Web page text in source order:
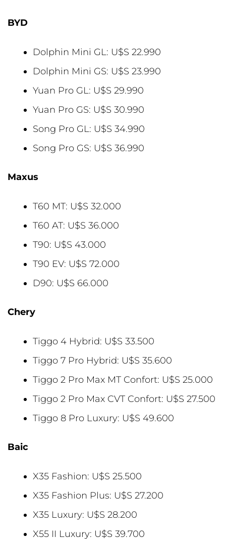
BYD
Dolphin Mini GL: U$S 22.990
Dolphin Mini GS: U$S 23.990
Yuan Pro GL: U$S 29.990
Yuan Pro GS: U$S 30.990
Song Pro GL: U$S 34.990
Song Pro GS: U$S 36.990
Maxus
T60 MT: U$S 32.000
T60 AT: U$S 36.000
T90: U$S 43.000
T90 EV: U$S 72.000
D90: U$S 66.000
Chery
Tiggo 4 Hybrid: U$S 33.500
Tiggo 7 Pro Hybrid: U$S 35.600
Tiggo 2 Pro Max MT Confort: U$S 25.000
Tiggo 2 Pro Max CVT Confort: U$S 27.500
Tiggo 8 Pro Luxury: U$S 49.600
Baic
X35 Fashion: U$S 25.500
X35 Fashion Plus: U$S 27.200
X35 Luxury: U$S 28.200
X55 II Luxury: U$S 39.700